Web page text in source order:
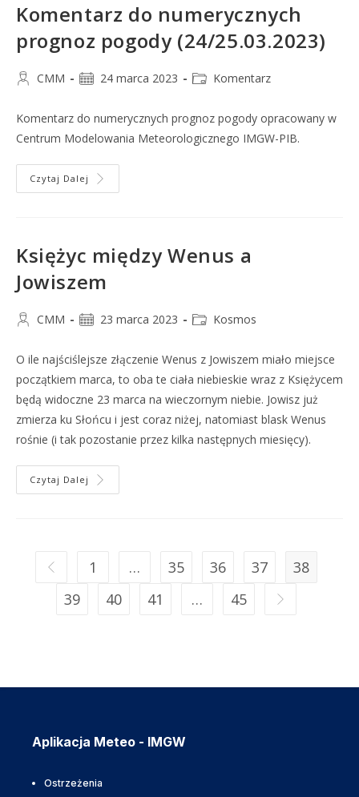
Komentarz do numerycznych
prognoz pogody (24/25.03.2023)
CMM 24 marca 2023 Komentarz
Komentarz do numerycznych prognoz pogody opracowany w
Centrum Modelowania Meteorologicznego IMGW-PIB.
Czytaj Dalej
Księżyc między Wenus a
Jowiszem
CMM 23 marca 2023 Kosmos
O ile najściślejsze złączenie Wenus z Jowiszem miało miejsce
początkiem marca, to oba te ciała niebieskie wraz z Księżycem
będą widoczne 23 marca na wieczornym niebie. Jowisz już
zmierza ku Słońcu i jest coraz niżej, natomiast blask Wenus
rośnie (i tak pozostanie przez kilka następnych miesięcy).
Czytaj Dalej
1 … 35 36 37
38
39
40 41 … 45
Aplikacja Meteo - IMGW
Ostrzeżenia